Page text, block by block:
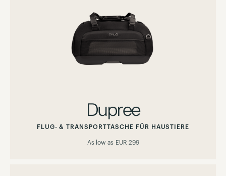
Dupree
FLUG- & TRANSPORTTASCHE FÜR HAUSTIERE
As low as EUR 299